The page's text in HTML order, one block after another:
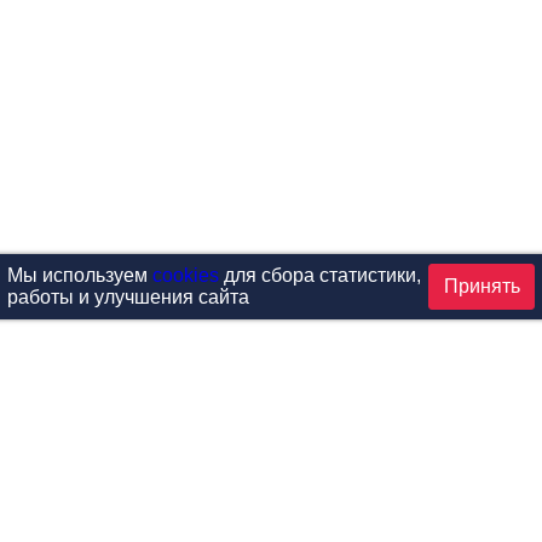
Мы используем cookiesдля сбора статистики,
работы и улучшения сайта
Принять